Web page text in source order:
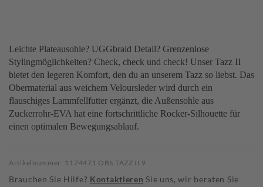
Leichte Plateausohle? UGGbraid Detail? Grenzenlose
Stylingmöglichkeiten? Check, check und check! Unser Tazz II
bietet den legeren Komfort, den du an unserem Tazz so liebst. Das
Obermaterial aus weichem Veloursleder wird durch ein
flauschiges Lammfellfutter ergänzt, die Außensohle aus
Zuckerrohr-EVA hat eine fortschrittliche Rocker-Silhouette für
einen optimalen Bewegungsablauf.
Artikelnummer: 1174471 OBS TAZZ II 9
Brauchen Sie Hilfe? Kontaktieren Sie uns, wir beraten Sie